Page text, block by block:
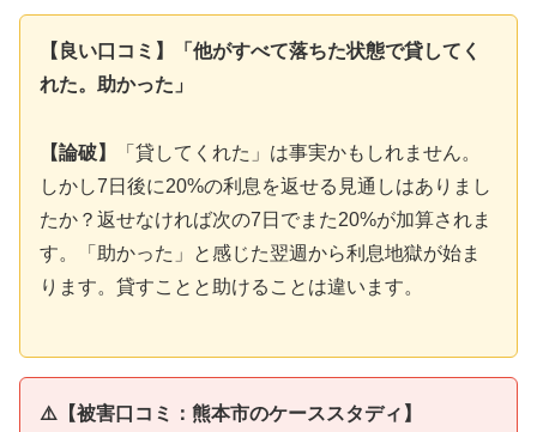
【良い口コミ】「他がすべて落ちた状態で貸してく
れた。助かった」
【論破】
「貸してくれた」は事実かもしれません。
しかし7日後に20%の利息を返せる見通しはありまし
たか？返せなければ次の7日でまた20%が加算されま
す。「助かった」と感じた翌週から利息地獄が始ま
ります。貸すことと助けることは違います。
⚠️【被害口コミ：熊本市のケーススタディ】